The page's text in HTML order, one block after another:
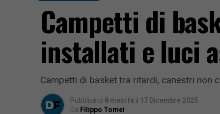
Campetti di
installati e luci
Campetti di basket tra ritardi, canestri non
Pubblicato 8 mesi fa il 17 Dicembre 2025
Da Filippo Tomei